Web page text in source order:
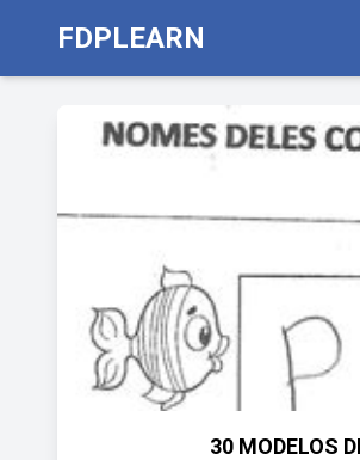
FDPLEARN
30 MODELOS